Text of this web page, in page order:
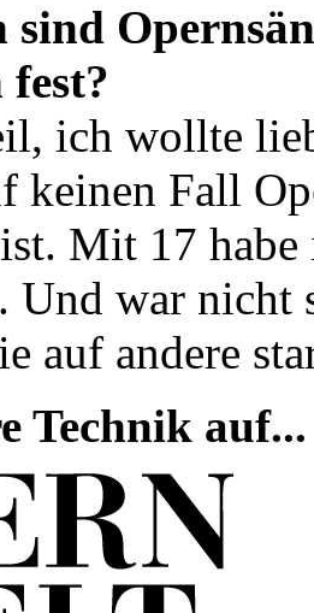
ich wollte
keinen Fall
Mit 17
Und war nicht
auf andere
Technik auf...